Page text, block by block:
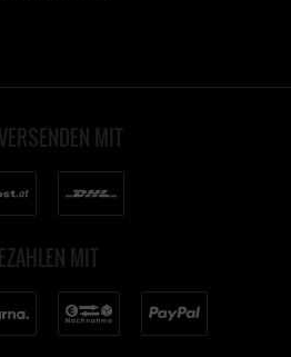
MIT
MIT